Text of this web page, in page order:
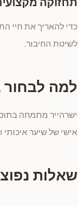
כדי להאריך את חיי
לשיטת החיבור.
למה לבחור
אישי של שיער
שאלות